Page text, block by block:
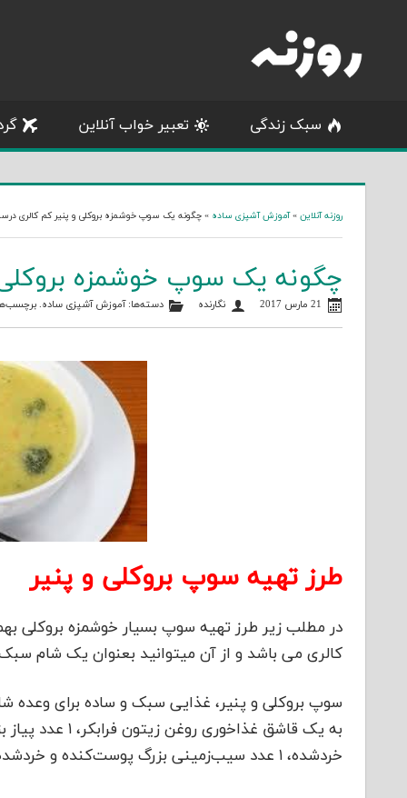
content
سبک زندگی تعبیر خواب آنلاین
روزنه آنلاین »آموزش آشپزی ساده »چگونه یک سوپ خوشمزه بروکلی و پنیر کم کالری
چگونه یک سوپ خوشمزه
21 مارس 2017 نگارنده دسته‌ها:آموزش آشپزی ساده.
طرز تهیه سوپ بروکلی و پنیر
در مطلب زیر طرز تهیه سوپ بسیار خوشمزه بروکلی
کالری می باشد و از آن میتوانید بعنوان یک شام
خردشده، ۱ عدد سیب‌زمینی بزرگ پوست‌کنده و خردشده،